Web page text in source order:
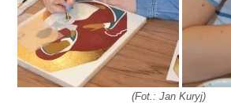
(Fot.: Jan Kuryj)